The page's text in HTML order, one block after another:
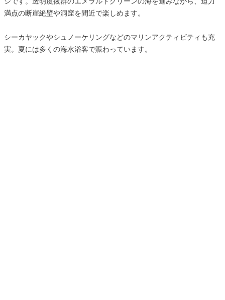
満点の断崖絶壁や洞窟を間近で楽しめます。
シーカヤックやシュノーケリングなどのマリンアクティビティも充
実。夏には多くの海水浴客で賑わっています。